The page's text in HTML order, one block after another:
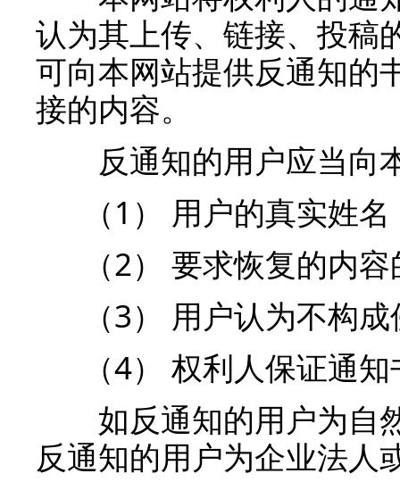
认为其上传、链接、投稿
可向本网站提供反通知的
接的内容。
反通知的用户应当向
（1） 用户的真实姓名
（2） 要求恢复的内容
（3） 用户认为不构成
（4） 权利人保证通
如反通知的用户为自
反通知的用户为企业法人